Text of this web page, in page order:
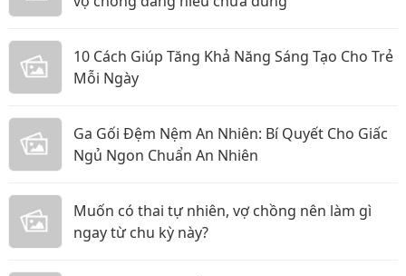
10 Cách Giúp Tăng Khả Năng Sáng Tạo Cho Trẻ
Mỗi Ngày
Ga Gối Đệm Nệm An Nhiên: Bí Quyết Cho Giấc
Ngủ Ngon Chuẩn An Nhiên
Muốn có thai tự nhiên, vợ chồng nên làm gì
ngay từ chu kỳ này?